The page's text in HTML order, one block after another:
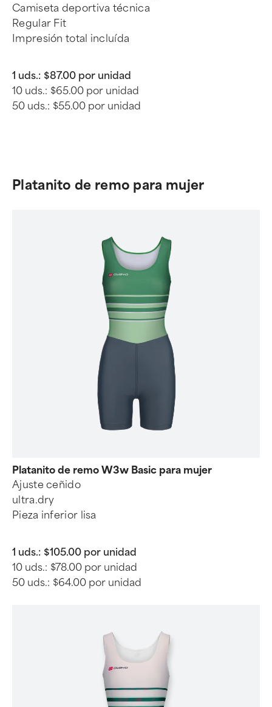
Camiseta deportiva técnica
Regular Fit
Impresión total incluída
1 uds.: $87.00 por unidad
10 uds.: $65.00 por unidad
50 uds.: $55.00 por unidad
Platanito de remo para mujer
Platanito de remo W3w Basic para mujer
Ajuste ceñido
ultra.dry
Pieza inferior lisa
1 uds.: $105.00 por unidad
10 uds.: $78.00 por unidad
50 uds.: $64.00 por unidad